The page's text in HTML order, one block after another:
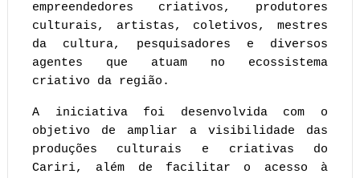
empreendedores criativos, produtores
culturais, artistas, coletivos, mestres
da cultura, pesquisadores e diversos
agentes que atuam no ecossistema
criativo da região.
A iniciativa foi desenvolvida com o
objetivo de ampliar a visibilidade das
produções culturais e criativas do
Cariri, além de facilitar o acesso à